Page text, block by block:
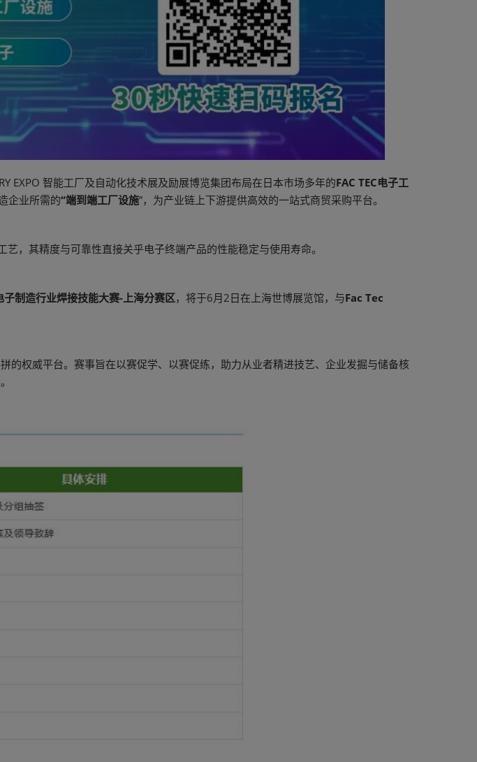
EXPO 智能工厂及自动化技术展及励展博览集团布局在日本市场多年的FAC TEC电子工
企业所需的“端到端工厂设施”，为产业链上下游提供高效的一站式商贸采购平台。
，其精度与可靠性直接关乎电子终端产品的性能稳定与使用寿命。
制造行业焊接技能大赛-上海分赛区，将于6月2日在上海世博展览馆，与Fac Tec
权威平台。赛事旨在以赛促学、以赛促练，助力从业者精进技艺、企业发掘与储备核